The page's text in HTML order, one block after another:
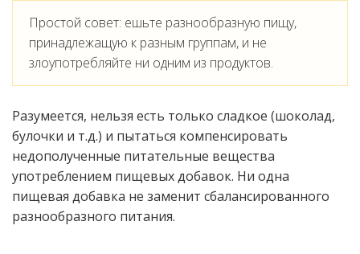
Простой совет: ешьте разнообразную пищу,
принадлежащую к разным группам, и не
злоупотребляйте ни одним из продуктов.
Разумеется, нельзя есть только сладкое (шоколад,
булочки и т.д.) и пытаться компенсировать
недополученные питательные вещества
употреблением пищевых добавок. Ни одна
пищевая добавка не заменит сбалансированного
разнообразного питания.